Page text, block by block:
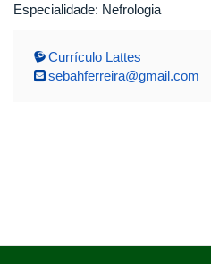
Especialidade: Nefrologia
Currículo Lattes
sebahferreira@gmail.com